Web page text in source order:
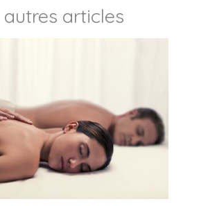
autres articles